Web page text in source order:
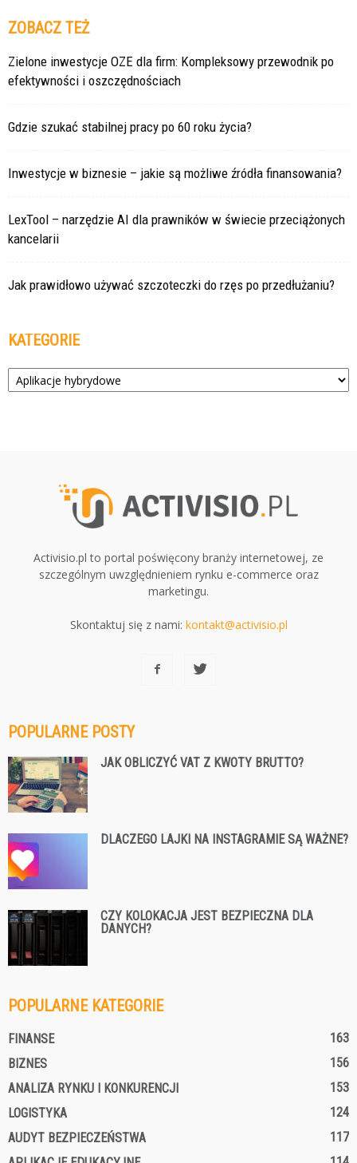
ZOBACZ TEŻ
Zielone inwestycje OZE dla firm: Kompleksowy przewodnik po
efektywności i oszczędnościach
Gdzie szukać stabilnej pracy po 60 roku życia?
Inwestycje w biznesie – jakie są możliwe źródła finansowania?
LexTool – narzędzie AI dla prawników w świecie przeciążonych
kancelarii
Jak prawidłowo używać szczoteczki do rzęs po przedłużaniu?
KATEGORIE
Kategorie
Activisio.pl to portal poświęcony branży internetowej, ze
szczególnym uwzględnieniem rynku e-commerce oraz
marketingu.
Skontaktuj się z nami: kontakt@activisio.pl
POPULARNE POSTY
JAK OBLICZYĆ VAT Z KWOTY BRUTTO?
DLACZEGO LAJKI NA INSTAGRAMIE SĄ WAŻNE?
CZY KOLOKACJA JEST BEZPIECZNA DLA
DANYCH?
POPULARNE KATEGORIE
FINANSE
163
BIZNES
156
ANALIZA RYNKU I KONKURENCJI
153
LOGISTYKA
124
AUDYT BEZPIECZEŃSTWA
117